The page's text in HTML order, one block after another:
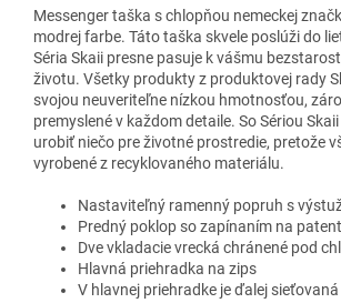
Messenger taška s chlopňou nemeckej
modrej farbe. Táto taška skvele poslúži do
Séria Skaii presne pasuje k vášmu
životu. Všetky produkty z produktovej rady
svojou neuveriteľne nízkou hmotnosťou,
premyslené v každom detaile. So Sériou
urobiť niečo pre životné prostredie, pretože
vyrobené z recyklovaného materiálu.
Nastaviteľný ramenný popruh s
Predný poklop so zapínaním na
Dve vkladacie vrecká chránené pod
Hlavná priehradka na zips
V hlavnej priehradke je ďalej